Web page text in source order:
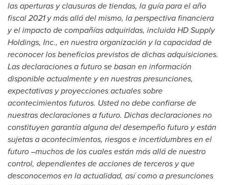
las aperturas y clausuras de tiendas, la guía para el año
fiscal 2021 y más allá del mismo, la perspectiva financiera
y el impacto de compañías adquiridas, incluida HD Supply
Holdings, Inc., en nuestra organización y la capacidad de
reconocer los beneficios previstos de dichas adquisiciones.
Las declaraciones a futuro se basan en información
disponible actualmente y en nuestras presunciones,
expectativas y proyecciones actuales sobre
acontecimientos futuros. Usted no debe confiarse de
nuestras declaraciones a futuro. Dichas declaraciones no
constituyen garantía alguna del desempeño futuro y están
sujetas a acontecimientos, riesgos e incertidumbres en el
futuro –muchos de los cuales están más allá de nuestro
control, dependientes de acciones de terceros y que
desconocemos en la actualidad, así como a presunciones